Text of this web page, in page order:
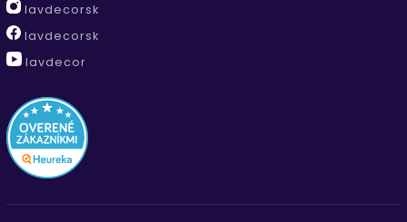
lavdecorsk
lavdecorsk
lavdecor